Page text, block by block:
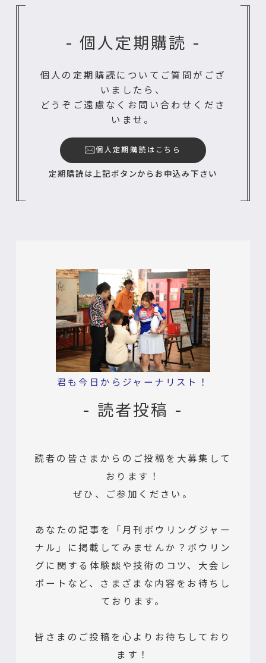
- 個人定期購読 -
個人の定期購読についてご質問がござ
いましたら、
どうぞご遠慮なくお問い合わせくださ
いませ。
個人定期購読はこちら
定期購読は上記ボタンからお申込み下さい
君も今日からジャーナリスト！
- 読者投稿 -
読者の皆さまからのご投稿を大募集して
おります！
ぜひ、ご参加ください。
あなたの記事を「月刊ボウリングジャー
ナル」に掲載してみませんか？ボウリン
グに関する体験談や技術のコツ、大会レ
ポートなど、さまざまな内容をお待ちし
ております。
皆さまのご投稿を心よりお待ちしており
ます！